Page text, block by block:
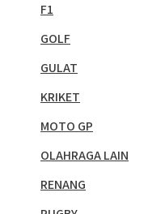
F1
GOLF
GULAT
KRIKET
MOTO GP
OLAHRAGA LAIN
RENANG